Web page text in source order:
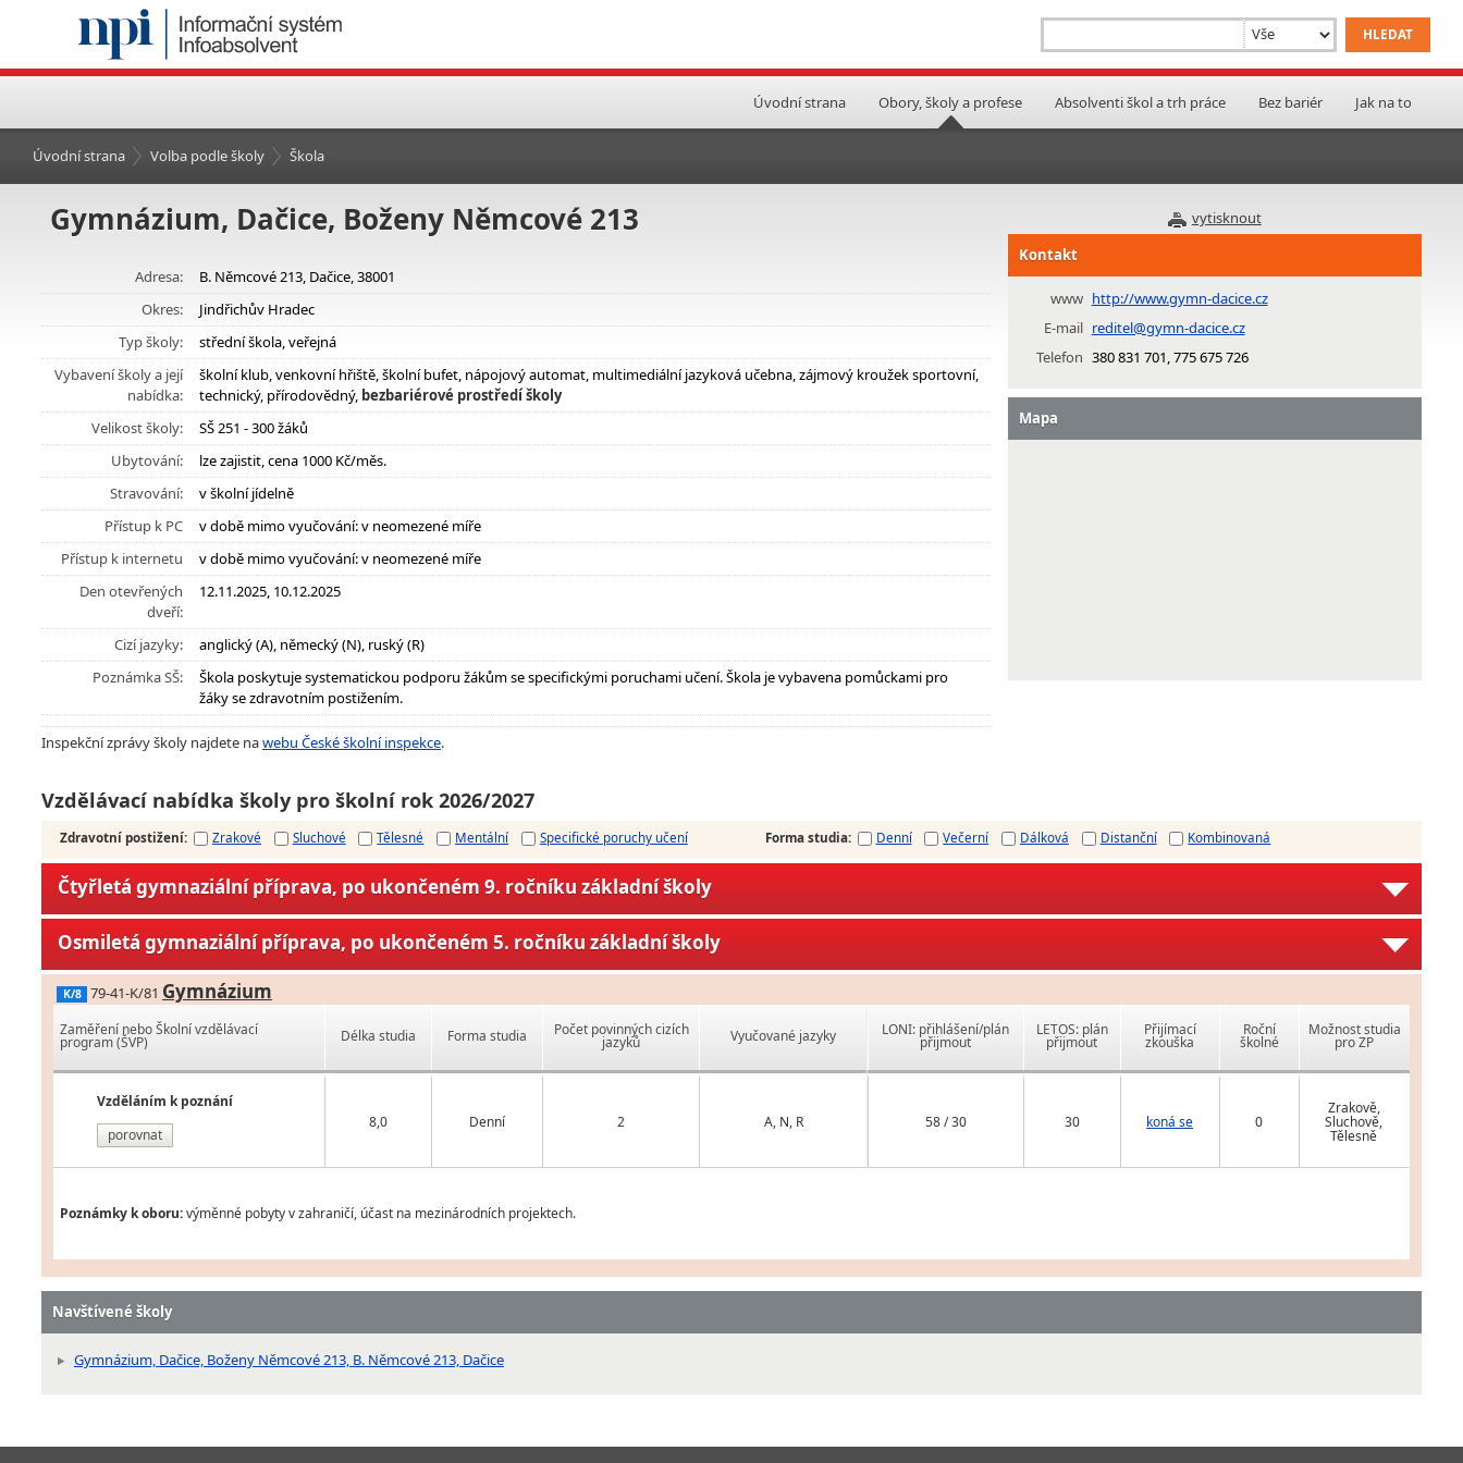
Úvodní strana Obory, školy a profese Absolventi škol a trh práce Bez bariér Jak na to
Úvodní strana Volba podle školy Škola
vytisknout
Gymnázium, Dačice, Boženy Němcové 213
Adresa:
B. Němcové 213, Dačice, 38001
Okres:
Jindřichův Hradec
Typ školy:
střední škola, veřejná
Vybavení školy a její
nabídka:
školní klub, venkovní hřiště, školní bufet, nápojový automat, multimediální jazyková učebna, zájmový kroužek sportovní,
technický, přírodovědný, bezbariérové prostředí školy
Velikost školy:
SŠ 251 - 300 žáků
Ubytování:
lze zajistit, cena 1000 Kč/měs.
Stravování:
v školní jídelně
Přístup k PC
v době mimo vyučování: v neomezené míře
Přístup k internetu
v době mimo vyučování: v neomezené míře
Den otevřených
dveří:
12.11.2025, 10.12.2025
Cizí jazyky:
anglický (A), německý (N), ruský (R)
Poznámka SŠ:
Škola poskytuje systematickou podporu žákům se specifickými poruchami učení. Škola je vybavena pomůckami pro
žáky se zdravotním postižením.
Inspekční zprávy školy najdete nawebu České školní inspekce.
Kontakt
www http://www.gymn-dacice.cz
E-mail reditel@gymn-dacice.cz
Telefon 380 831 701, 775 675 726
Mapa
Vzdělávací nabídka školy pro školní rok 2026/2027
Zdravotní postižení: Zrakové Sluchové Tělesné Mentální Specifické poruchy učení Forma studia: Denní Večerní Dálková Distanční Kombinovaná
Čtyřletá gymnaziální příprava, po ukončeném 9. ročníku základní školy
Osmiletá gymnaziální příprava, po ukončeném 5. ročníku základní školy
K/8 79-41-K/81 Gymnázium
Zaměření nebo Školní vzdělávací
program (ŠVP)
Vzděláním k poznání
porovnat
Délka studia Forma studia Počet povinných cizích
jazyků Vyučované jazyky
8,0 Denní 2 A, N, R
LONI: přihlášení/plán
přijmout
LETOS: plán
přijmout
Přijímací
zkouška
Roční
školné
Možnost studia
pro ZP
58 / 30 30 koná se 0
Zrakově,
Sluchově,
Tělesně
Poznámky k oboru:výměnné pobyty v zahraničí, účast na mezinárodních projektech.
Navštívené školy
Gymnázium, Dačice, Boženy Němcové 213, B. Němcové 213, Dačice